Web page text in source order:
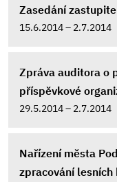
Zasedání
15.6.2014 – 2.7.2014
Zpráva auditora o
příspěvkové
29.5.2014 – 2.7.2014
Nařízení města
zpracování lesních